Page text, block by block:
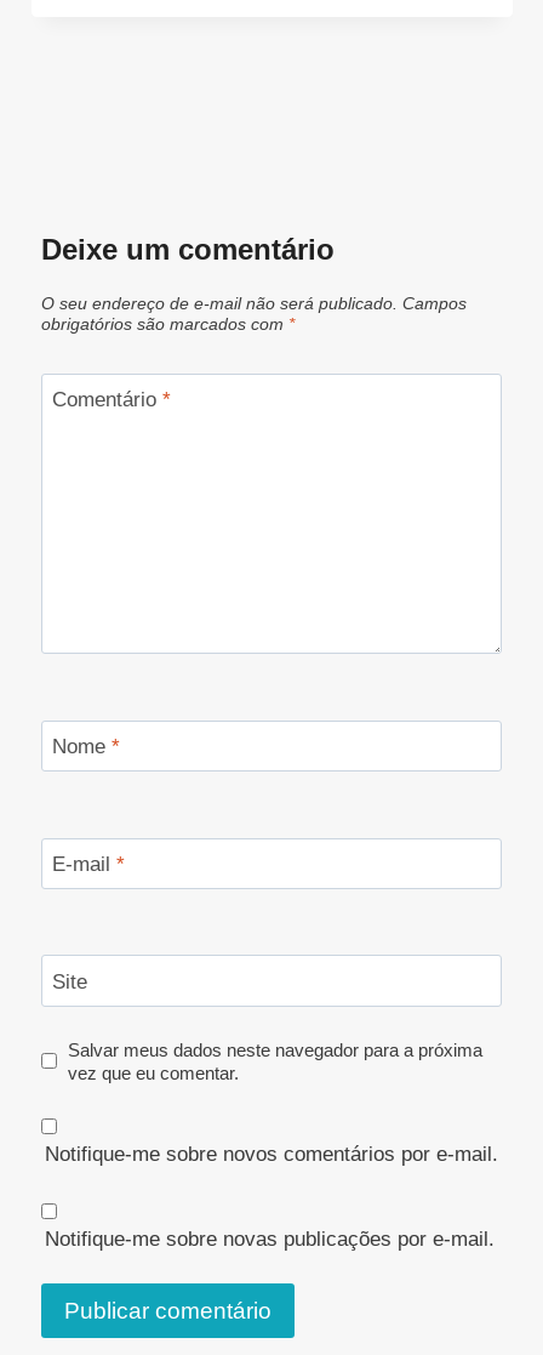
Deixe um comentário
O seu endereço de e-mail não será publicado. Campos
obrigatórios são marcados com *
Comentário *
Nome *
E-mail *
Site
Salvar meus dados neste navegador para a próxima
vez que eu comentar.
Notifique-me sobre novos comentários por e-mail.
Notifique-me sobre novas publicações por e-mail.